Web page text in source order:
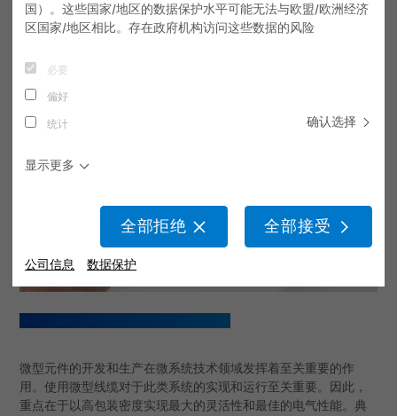
管线包系统
机器人服务
机器人集成与调试
为能源供应系统提供服务
机器人、PLC 和离线编程
机械
微型元件的开发和生产在微系统技术领域发挥着至关重要的作
用。使用微型线缆对于此类系统的实现和运行至关重要。因此，
重点在于以高包装密度实现最大的灵活性和最佳的电气性能。典
国）。这些国家/地区的数据保护水平可能无法与欧盟/欧洲经济
区国家/地区相比。存在政府机构访问这些数据的风险
必要
偏好
统计 确认选择
显示更多
全部拒绝 全部接受
公司信息 数据保护